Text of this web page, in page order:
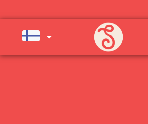
AVOINNA
SU) ELOKUUN LOPPUUN
LÄMPIMÄSTI